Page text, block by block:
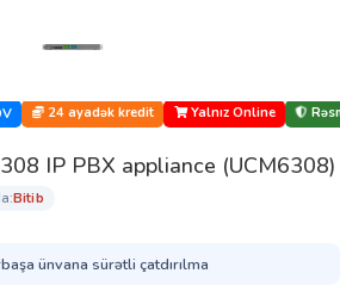
24 ayadək kredit Yalnız Online
IP PBX appliance (UCM6308)
bi̇ti̇b
ünvana sürətli çatdırılma